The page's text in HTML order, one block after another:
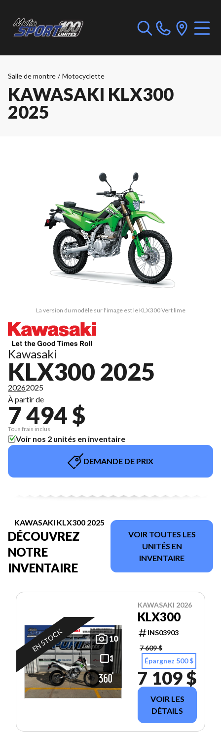
Salle de montre / Motocyclette
KAWASAKI KLX300
2025
La version du modèle sur l'image est le KLX300 Vert lime
Kawasaki
KLX300 2025
20262025
À partir de
7 494 $
Tous frais inclus
Voir nos 2 unités en inventaire
DEMANDE DE PRIX
KAWASAKI KLX300 2025
DÉCOUVREZ
NOTRE
INVENTAIRE
VOIR TOUTES LES
UNITÉS EN
INVENTAIRE
10
EN STOCK
KAWASAKI 2026
KLX300
INS03903
7 609 $
Épargnez 500 $
7 109 $
VOIR LES
DÉTAILS